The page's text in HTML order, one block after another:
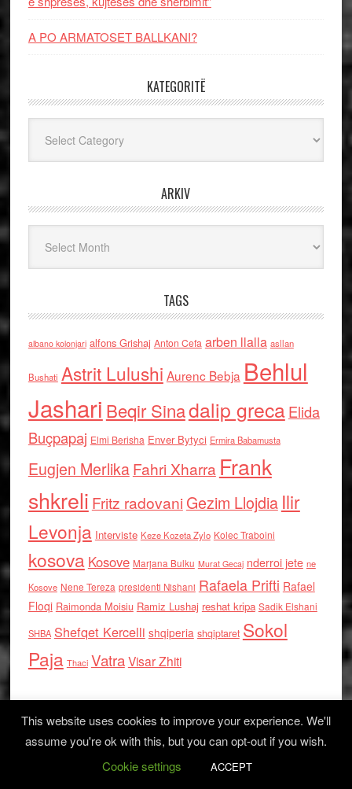
A PO ARMATOSET BALLKANI?
KATEGORITË
ARKIV
TAGS
albano kolonjari alfons Grishaj Anton Cefa arben llalla asllan
Bushati Astrit Lulushi Aurenc Bebja Behlul
Jashari Beqir Sinadalip grecaElida
Buçpapaj Elmi Berisha Enver Bytyci Ermira Babamusta
Eugjen MerlikaFahri Xharra Frank
shkreli Fritz radovaniGezim Llojdia Ilir
Levonja Interviste Keze Kozeta Zylo Kolec Traboini
kosova Kosove Marjana Bulku Murat Gecaj nderroi jete ne
Kosove Nene Tereza presidenti Nishani Rafaela Prifti Rafael
Floqi Raimonda Moisiu Ramiz Lushaj reshat kripa Sadik Elshani
SHBA Shefqet Kercelli shqiperia shqiptaret Sokol
Paja Thaci VatraVisar Zhiti
Log in
This website uses cookies to improve your experience. We'll
assume you're ok with this, but you can opt-out if you wish.
Cookie settings
ACCEPT